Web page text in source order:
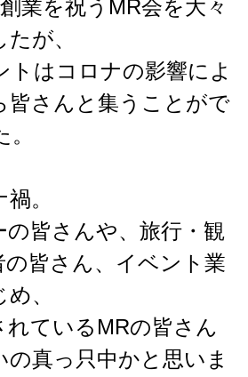
業を祝うMR会を大々
が、
トはコロナの影響によ
皆さんと集うことがで
。
の皆さんや、旅行・観
の皆さん、イベント業
、
れているMRの皆さん
の真っ只中かと思いま